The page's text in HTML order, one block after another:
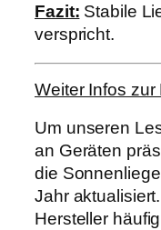
Fazit: Stabile
verspricht.
Weiter Infos zur
Um unseren
an Geräten
die
Jahr
Hersteller